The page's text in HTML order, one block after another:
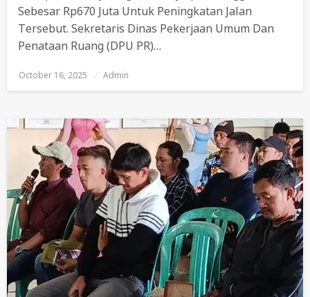
Sebesar Rp670 Juta Untuk Peningkatan Jalan
Tersebut. Sekretaris Dinas Pekerjaan Umum Dan
Penataan Ruang (DPU PR)…
Posted
October 16, 2025 Admin